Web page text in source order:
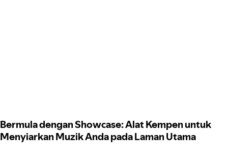
Bermula dengan Showcase: Alat Kempen untuk
Menyiarkan Muzik Anda pada Laman Utama